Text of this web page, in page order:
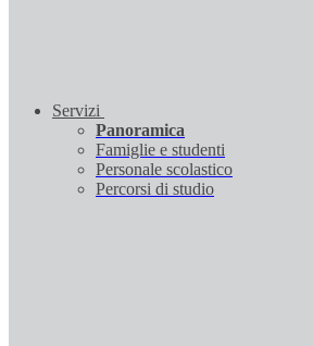
Servizi
Panoramica
Famiglie e studenti
Personale scolastico
Percorsi di studio